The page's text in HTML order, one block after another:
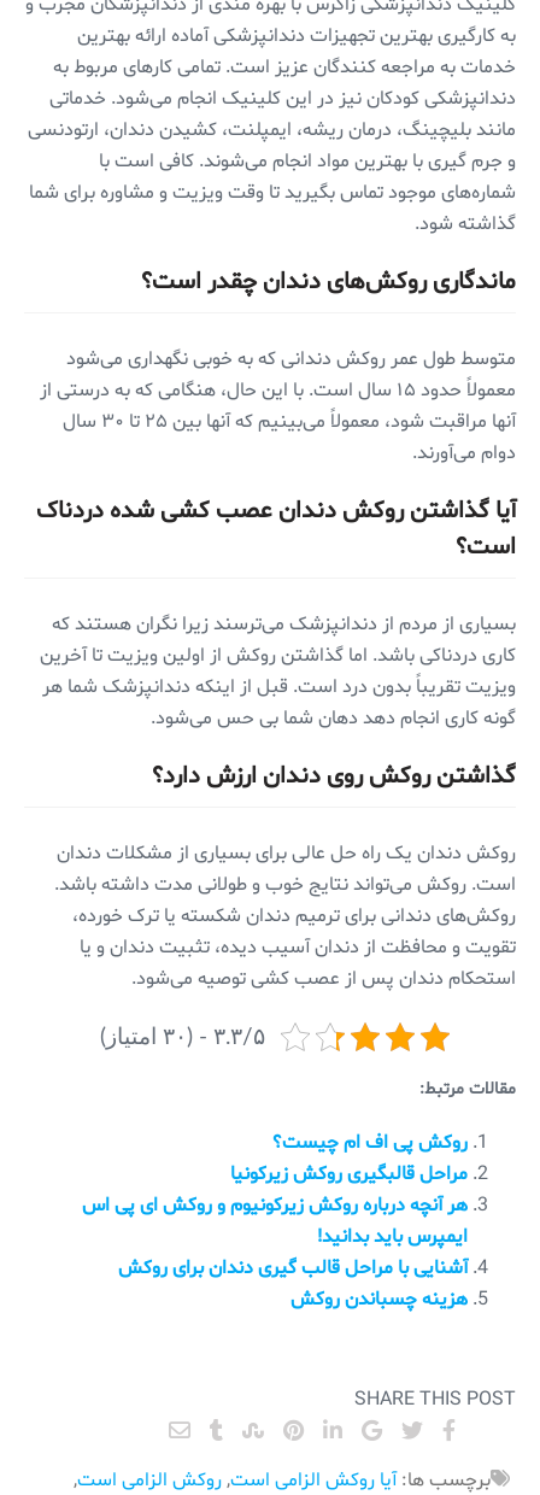
به کارگیری بهترین تجهیزات دندانپزشکی آماده ارائه بهترین
خدمات به مراجعه کنندگان عزیز است. تمامی کار‌های مربوط به
دندانپزشکی کودکان نیز در این کلینیک انجام می‌شود. خدماتی
مانند بلیچینگ، درمان ریشه، ایمپلنت، کشیدن دندان، ارتودنسی
و جرم گیری با بهترین مواد انجام می‌شوند. کافی است با
شماره‌های موجود تماس بگیرید تا وقت ویزیت و مشاوره برای شما
گذاشته شود.
ماندگاری روکش‌های دندان چقدر است؟
متوسط طول عمر روکش دندانی که به خوبی نگهداری می‌شود
معمولاً حدود ۱۵ سال است. با این حال، هنگامی که به درستی از
آنها مراقبت شود، معمولاً می‌بینیم که آنها بین ۲۵ تا ۳۰ سال
دوام می‌آورند.
آیا گذاشتن روکش دندان عصب کشی شده دردناک
است؟
بسیاری از مردم از دندانپزشک می‌ترسند زیرا نگران هستند که
کاری دردناکی باشد. اما گذاشتن روکش از اولین ویزیت تا آخرین
ویزیت تقریباً بدون درد است. قبل از اینکه دندانپزشک شما هر
گونه کاری انجام دهد دهان شما بی حس می‌شود.
گذاشتن روکش روی دندان ارزش دارد؟
روکش دندان یک راه حل عالی برای بسیاری از مشکلات دندان
است. روکش می‌تواند نتایج خوب و طولانی مدت داشته باشد.
روکش‌های دندانی برای ترمیم دندان شکسته یا ترک خورده،
تقویت و محافظت از دندان آسیب دیده، تثبیت دندان و یا
استحکام دندان پس از عصب کشی توصیه می‌شود.
۳.۳/۵ - (۳۰ امتیاز)
مقالات مرتبط:
روکش پی اف ام چیست؟
مراحل قالبگیری روکش زیرکونیا
هر آنچه درباره روکش زیرکونیوم و روکش ای پی اس
ایمپرس باید بدانید!
آشنایی با مراحل قالب ‌گیری دندان برای روکش
هزینه چسباندن روکش
SHARE THIS POST
برچسب ها:آیا روکش الزامی است,روکش الزامی است,